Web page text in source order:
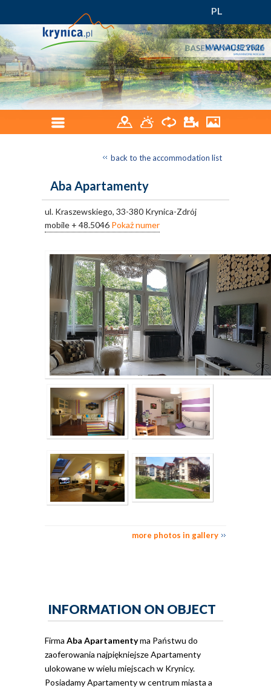
PL
back to the accommodation list
Aba Apartamenty
ul. Kraszewskiego, 33-380 Krynica-Zdrój
mobile + 48.5046 Pokaż numer
more photos in gallery
INFORMATION ON OBJECT
Firma Aba Apartamentyma Państwu do
zaoferowania najpiękniejsze Apartamenty
ulokowane w wielu miejscach w Krynicy.
Posiadamy Apartamenty w centrum miasta a